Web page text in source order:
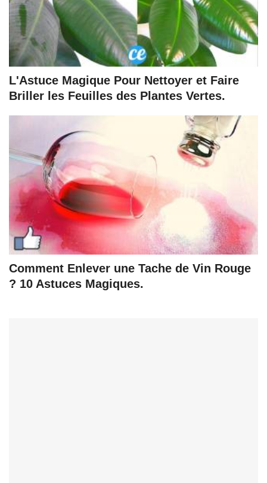
L'Astuce Magique Pour Nettoyer et Faire
Briller les Feuilles des Plantes Vertes.
Comment Enlever une Tache de Vin Rouge
? 10 Astuces Magiques.